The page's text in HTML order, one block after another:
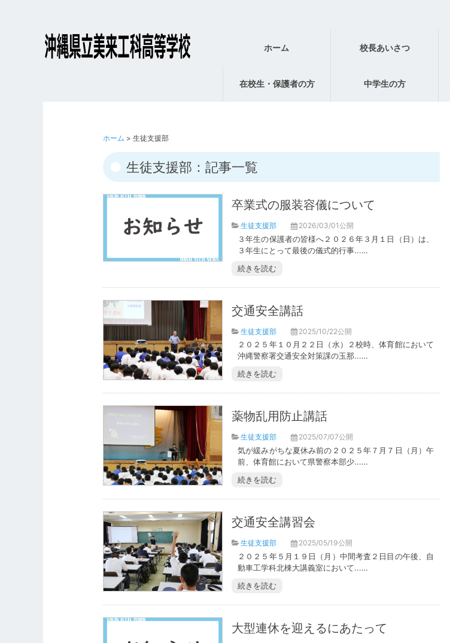
ホーム 校長あいさつ
在校生・保護者の方 中学生の方
ホーム > 生徒支援部
生徒支援部：記事一覧
卒業式の服装容儀について
生徒支援部
2026/03/01公開
３年生の保護者の皆様へ２０２６年３月１日（日）は、
３年生にとって最後の儀式的行事...…
続きを読む
交通安全講話
生徒支援部
2025/10/22公開
２０２５年１０月２２日（水）２校時、体育館において
沖縄警察署交通安全対策課の玉那...…
続きを読む
薬物乱用防止講話
生徒支援部
2025/07/07公開
気が緩みがちな夏休み前の２０２５年７月７日（月）午
前、体育館において県警察本部少...…
続きを読む
交通安全講習会
生徒支援部
2025/05/19公開
２０２５年５月１９日（月）中間考査２日目の午後、自
動車工学科北棟大講義室において...…
続きを読む
大型連休を迎えるにあたって